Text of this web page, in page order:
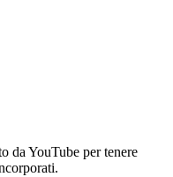
da YouTube per tenere